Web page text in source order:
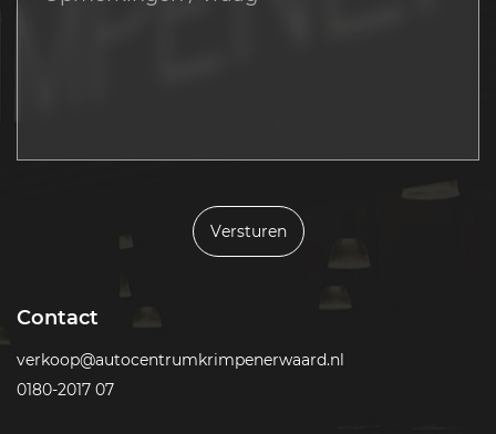
Versturen
Contact
verkoop@autocentrumkrimpenerwaard.nl
0180-2017 07